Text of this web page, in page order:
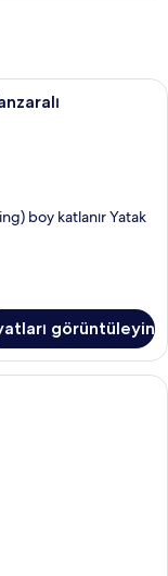
Büyük Yataklı Oda,
boy katlanır Yatak
görüntüleyin
| Masa, dizüstü